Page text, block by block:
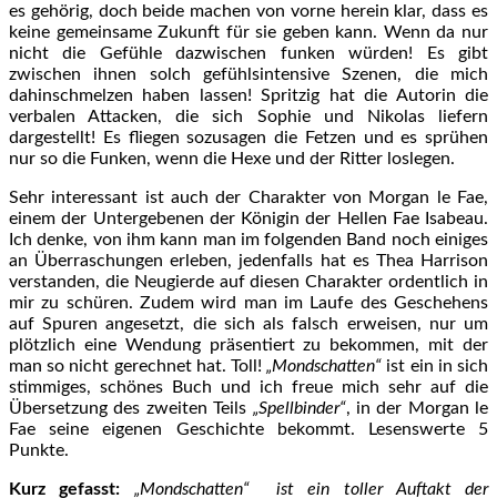
es gehörig, doch beide machen von vorne herein klar, dass es
keine gemeinsame Zukunft für sie geben kann. Wenn da nur
nicht die Gefühle dazwischen funken würden! Es gibt
zwischen ihnen solch gefühlsintensive Szenen, die mich
dahinschmelzen haben lassen! Spritzig hat die Autorin die
verbalen Attacken, die sich Sophie und Nikolas liefern
dargestellt! Es fliegen sozusagen die Fetzen und es sprühen
nur so die Funken, wenn die Hexe und der Ritter loslegen.
Sehr interessant ist auch der Charakter von Morgan le Fae,
einem der Untergebenen der Königin der Hellen Fae Isabeau.
Ich denke, von ihm kann man im folgenden Band noch einiges
an Überraschungen erleben, jedenfalls hat es Thea Harrison
verstanden, die Neugierde auf diesen Charakter ordentlich in
mir zu schüren. Zudem wird man im Laufe des Geschehens
auf Spuren angesetzt, die sich als falsch erweisen, nur um
plötzlich eine Wendung präsentiert zu bekommen, mit der
man so nicht gerechnet hat. Toll!„Mondschatten“ ist ein in sich
stimmiges, schönes Buch und ich freue mich sehr auf die
Übersetzung des zweiten Teils „Spellbinder“, in der Morgan le
Fae seine eigenen Geschichte bekommt. Lesenswerte 5
Punkte.
Kurz gefasst:
„Mondschatten“ ist ein toller Auftakt der